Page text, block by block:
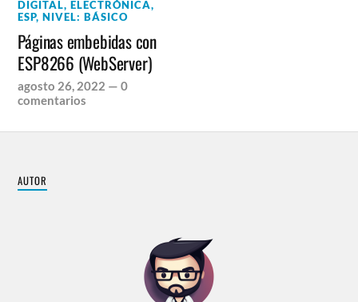
DIGITAL,ELECTRÓNICA,
ESP,NIVEL: BÁSICO
Páginas embebidas con
ESP8266 (WebServer)
agosto 26, 2022 —0
comentarios
AUTOR